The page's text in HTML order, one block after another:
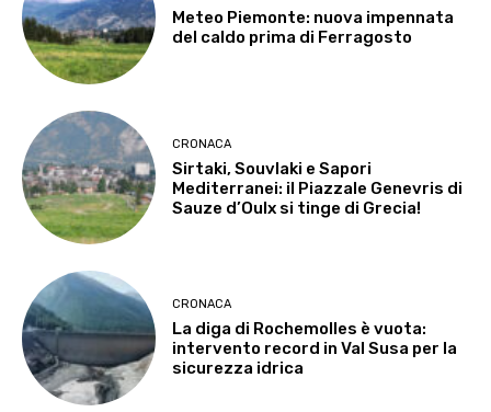
Meteo Piemonte: nuova impennata
del caldo prima di Ferragosto
CRONACA
Sirtaki, Souvlaki e Sapori
Mediterranei: il Piazzale Genevris di
Sauze d’Oulx si tinge di Grecia!
CRONACA
La diga di Rochemolles è vuota:
intervento record in Val Susa per la
sicurezza idrica